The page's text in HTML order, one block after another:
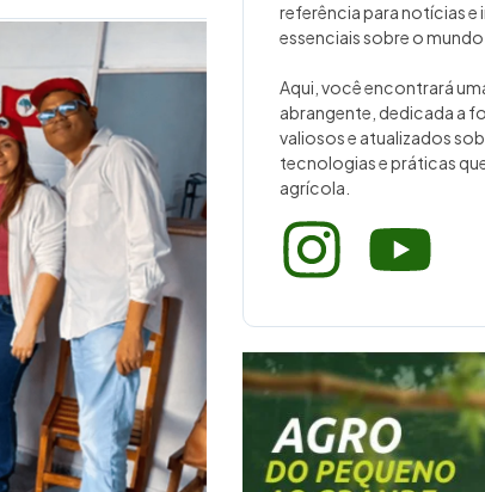
referência para notícias
essenciais sobre o
Aqui, você encontrará
abrangente, dedicada a
valiosos e atualizados
tecnologias e práticas
agrícola.